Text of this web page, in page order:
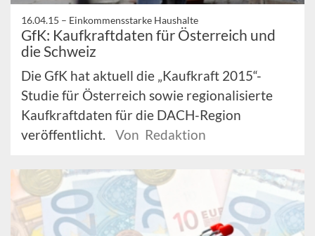
16.04.15 – Einkommensstarke Haushalte
GfK: Kaufkraftdaten für Österreich und
die Schweiz
Die GfK hat aktuell die „Kaufkraft 2015“-
Studie für Österreich sowie regionalisierte
Kaufkraftdaten für die DACH-Region
veröffentlicht.
Von Redaktion